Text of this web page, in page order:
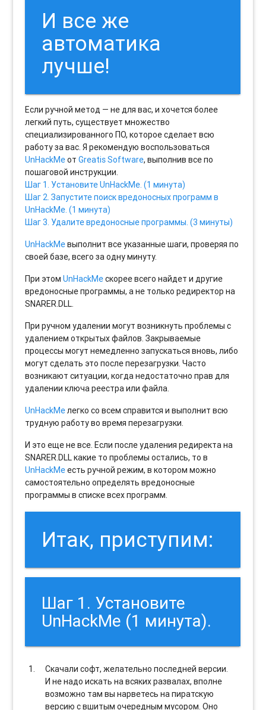
И все же
автоматика
лучше!
Если ручной метод — не для вас, и хочется более
легкий путь, существует множество
специализированного ПО, которое сделает всю
работу за вас. Я рекомендую воспользоваться
UnHackMeотGreatis Software, выполнив все по
пошаговой инструкции.
Шаг 1. Установите UnHackMe. (1 минута)
Шаг 2. Запустите поиск вредоносных программ в
UnHackMe. (1 минута)
Шаг 3. Удалите вредоносные программы. (3 минуты)
UnHackMeвыполнит все указанные шаги, проверяя по
своей базе, всего за одну минуту.
При этомUnHackMeскорее всего найдет и другие
вредоносные программы, а не только редиректор на
SNARER.DLL.
При ручном удалении могут возникнуть проблемы с
удалением открытых файлов. Закрываемые
процессы могут немедленно запускаться вновь, либо
могут сделать это после перезагрузки. Часто
возникают ситуации, когда недостаточно прав для
удалении ключа реестра или файла.
UnHackMeлегко со всем справится и выполнит всю
трудную работу во время перезагрузки.
И это еще не все. Если после удаления редиректа на
SNARER.DLL какие то проблемы остались, то в
UnHackMeесть ручной режим, в котором можно
самостоятельно определять вредоносные
программы в списке всех программ.
Итак, приступим:
Шаг 1. Установите
UnHackMe (1 минута).
Скачали софт, желательно последней версии.
И не надо искать на всяких развалах, вполне
возможно там вы нарветесь на пиратскую
версию с вшитым очередным мусором. Оно